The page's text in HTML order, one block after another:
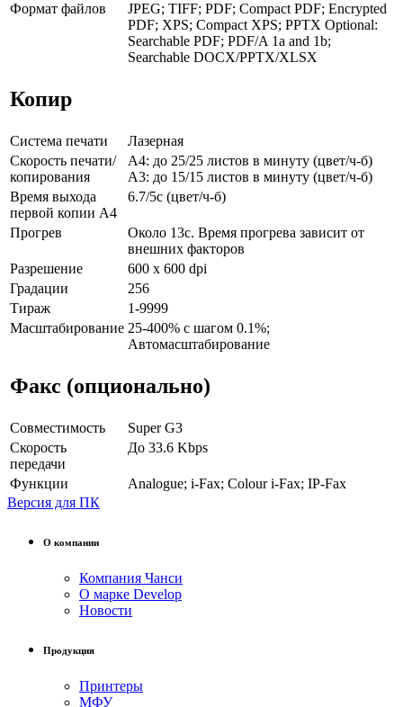
Формат файлов
JPEG; TIFF; PDF; Compact PDF; Encrypted
PDF; XPS; Compact XPS; PPTX Optional:
Searchable PDF; PDF/A 1a and 1b;
Searchable DOCX/PPTX/XLSX
Копир
Система печати
Лазерная
Скорость печати/
копирования
А4: до 25/25 листов в минуту (цвет/ч-б)
А3: до 15/15 листов в минуту (цвет/ч-б)
Время выхода
первой копии А4
6.7/5с (цвет/ч-б)
Прогрев
Около 13с. Время прогрева зависит от
внешних факторов
Разрешение
600 x 600 dpi
Градации
256
Тираж
1-9999
Масштабирование 25-400% с шагом 0.1%;
Автомасштабирование
Факс (опционально)
Совместимость
Super G3
Скорость
передачи
До 33.6 Kbps
Функции
Analogue; i-Fax; Colour i-Fax; IP-Fax
Версия для ПК
О компании
Компания Чанси
О марке Develop
Новости
Продукция
Принтеры
МФУ